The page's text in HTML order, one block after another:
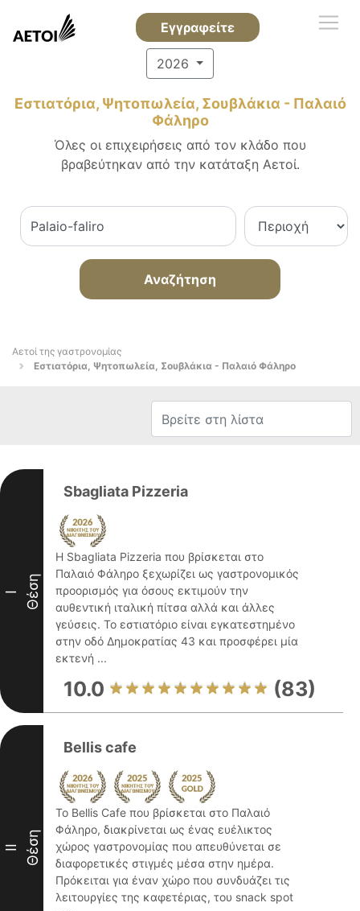
Εγγραφείτε
2026
Εστιατόρια, Ψητοπωλεία, Σουβλάκια - Παλαιό
Φάληρο
Όλες οι επιχειρήσεις από τον κλάδο που
βραβεύτηκαν από την κατάταξη Αετοί.
Αναζήτηση
Αετοί της γαστρονομίας
Εστιατόρια, Ψητοπωλεία, Σουβλάκια - Παλαιό Φάληρο
I Θέση
Sbagliata Pizzeria
Η Sbagliata Pizzeria που βρίσκεται στο
Παλαιό Φάληρο ξεχωρίζει ως γαστρονομικός
προορισμός για όσους εκτιμούν την
αυθεντική ιταλική πίτσα αλλά και άλλες
γεύσεις. Το εστιατόριο είναι εγκατεστημένο
στην οδό Δημοκρατίας 43 και προσφέρει μία
εκτενή ...
10.0 (83)
II Θέση
Bellis cafe
Το Bellis Cafe που βρίσκεται στο Παλαιό
Φάληρο, διακρίνεται ως ένας ευέλικτος
χώρος γαστρονομίας που απευθύνεται σε
διαφορετικές στιγμές μέσα στην ημέρα.
Πρόκειται για έναν χώρο που συνδυάζει τις
λειτουργίες της καφετέριας, του snack spot